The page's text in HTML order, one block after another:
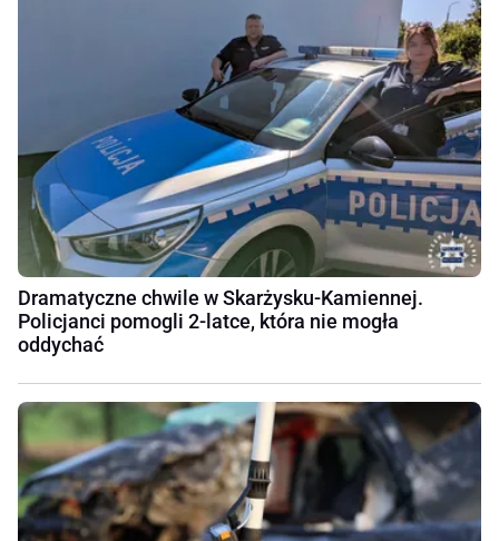
Dramatyczne chwile w Skarżysku-Kamiennej.
Policjanci pomogli 2-latce, która nie mogła
oddychać